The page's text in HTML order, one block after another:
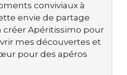
conviviaux à
envie de partage
créer Apéritissimo pour
mes découvertes et
pour des apéros